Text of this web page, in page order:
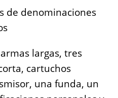
de denominaciones
largas, tres
cartuchos
una funda, un